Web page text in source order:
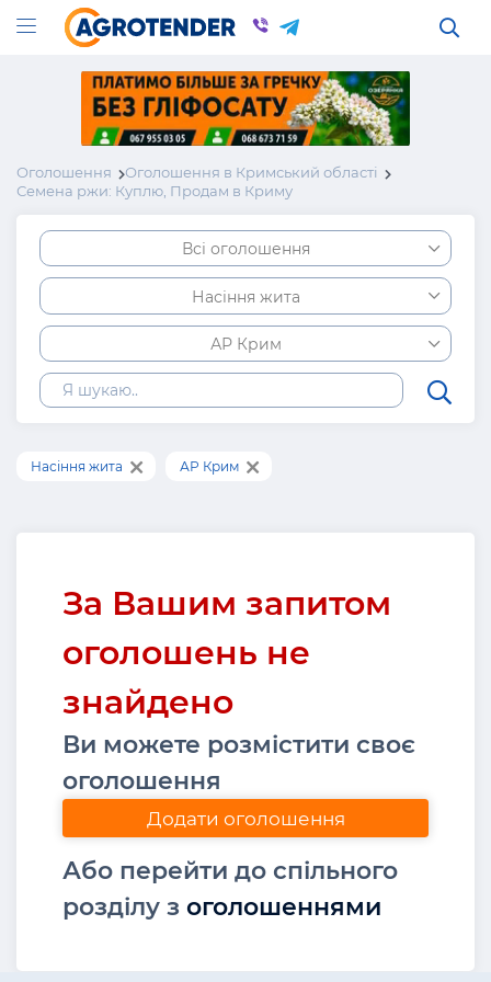
Оголошення
Оголошення в Кримський області
Семена ржи: Куплю, Продам в Криму
Всі оголошення
Насіння жита
АР Крим
Насіння жита АР Крим
За Вашим запитом
оголошень не
знайдено
Ви можете розмістити своє
оголошення
Додати оголошення
Або перейти до спільного
розділу з оголошеннями